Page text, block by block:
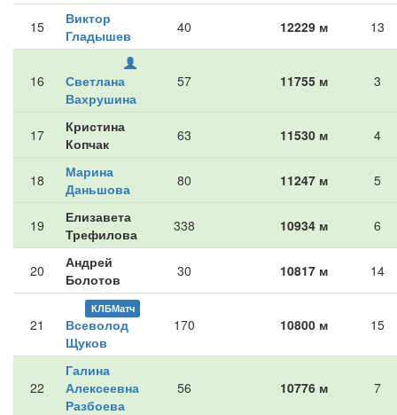
15
Виктор
Гладышев
40 12229 м 13
16
Светлана
Вахрушина
57 11755 м 3
17
Кристина
Копчак
63 11530 м 4
18
Марина
Даньшова
80 11247 м 5
19
Елизавета
Трефилова
338 10934 м 6
20
Андрей
Болотов
30 10817 м 14
21
КЛБМатч
Всеволод
Щуков
170 10800 м 15
22
Галина
Алексеевна
Разбоева
56 10776 м 7